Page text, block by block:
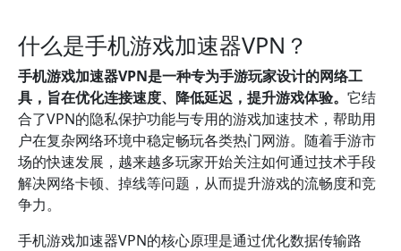
什么是手机游戏加速器VPN？
手机游戏加速器VPN是一种专为手游玩家设计的网络工
具，旨在优化连接速度、降低延迟，提升游戏体验。 它结
合了VPN的隐私保护功能与专用的游戏加速技术，帮助用
户在复杂网络环境中稳定畅玩各类热门网游。随着手游市
场的快速发展，越来越多玩家开始关注如何通过技术手段
解决网络卡顿、掉线等问题，从而提升游戏的流畅度和竞
争力。
手机游戏加速器VPN的核心原理是通过优化数据传输路